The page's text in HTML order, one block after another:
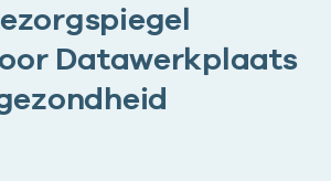
Datawerkplaats